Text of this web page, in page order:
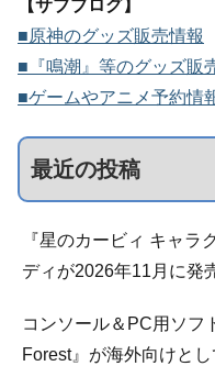
【サブブログ】
■原神のグッズ販売情報
■『鳴潮』等のグッズ販
■ゲームやアニメ予約情
最近の投稿
『星のカービィ キャラ
ディが2026年11月に発
コンソール＆PC用ソフ
Forest』が海外向けとし